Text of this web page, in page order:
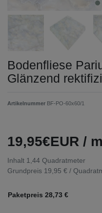
Bodenfliese
Glänzend
Artikelnummer BF-PO-60x60/1
19,95€EUR / m
Inhalt 1,44 Quadratmeter
Grundpreis 19,95 € /
Paketpreis 28,73 €